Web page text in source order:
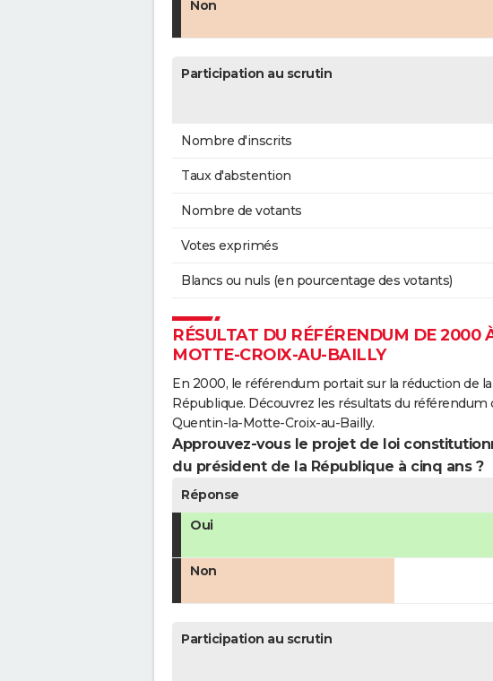
Non
Participation au scrutin
Nombre d'inscrits
Taux d'abstention
Nombre de votants
Votes exprimés
Blancs ou nuls (en pourcentage des votants)
RÉSULTAT DU RÉFÉRENDUM DE 2000
MOTTE-CROIX-AU-BAILLY
En 2000, le référendum portait sur la réduction de
République. Découvrez les résultats du
Quentin-la-Motte-Croix-au-Bailly.
Approuvez-vous le projet de loi
du président de la République à cinq ans ?
Réponse
Oui
Non
Participation au scrutin